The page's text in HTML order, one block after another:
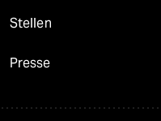
Stellen
Presse